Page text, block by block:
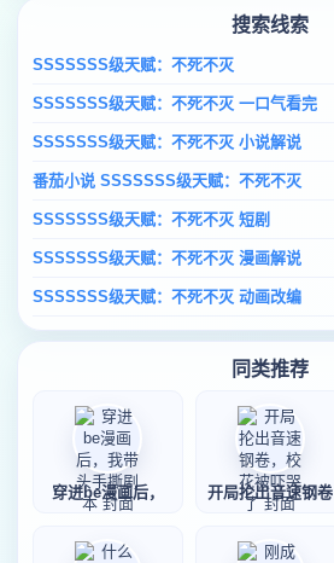
搜索线索
SSSSSSS级天赋：不死不灭
SSSSSSS级天赋：不死不灭 一口气看完
SSSSSSS级天赋：不死不灭 小说解说
番茄小说 SSSSSSS级天赋：不死不灭
SSSSSSS级天赋：不死不灭 短剧
SSSSSSS级天赋：不死不灭 漫画解说
SSSSSSS级天赋：不死不灭 动画改编
同类推荐
穿进be漫画后， 开局抡出音速钢卷